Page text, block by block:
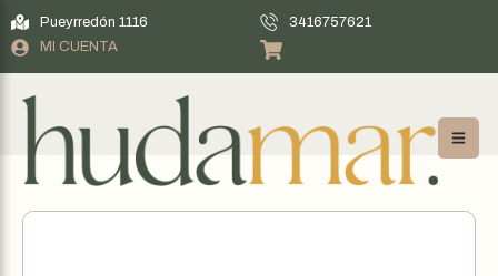
Pueyrredón 1116
3416757621
MI CUENTA